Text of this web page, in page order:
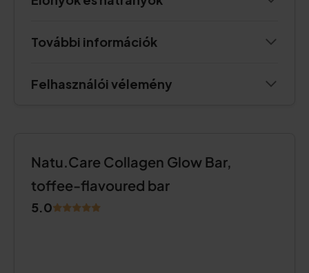
További információk
Felhasználói vélemény
Natu.Care Collagen Glow Bar,
toffee-flavoured bar
5.0